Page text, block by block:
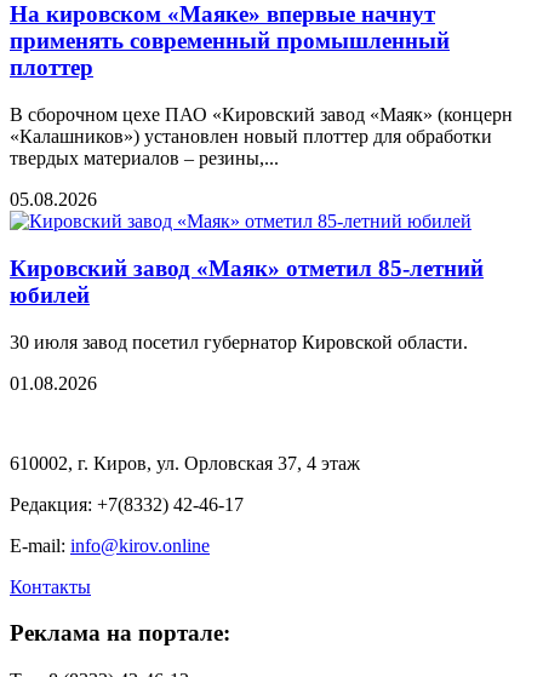
На кировском «Маяке» впервые начнут
применять современный промышленный
плоттер
В сборочном цехе ПАО «Кировский завод «Маяк» (концерн
«Калашников») установлен новый плоттер для обработки
твердых материалов – резины,...
05.08.2026
Кировский завод «Маяк» отметил 85-летний
юбилей
30 июля завод посетил губернатор Кировской области.
01.08.2026
610002, г. Киров, ул. Орловская 37, 4 этаж
Редакция: +7(8332) 42-46-17
E-mail: info@kirov.online
Контакты
Реклама на портале: